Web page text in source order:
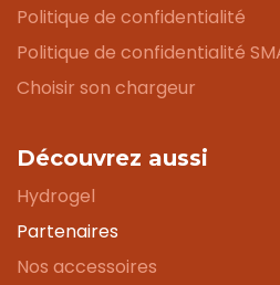
Politique de confidentialité
Politique de confidentialité
Choisir son chargeur
Découvrez aussi
Hydrogel
Partenaires
Nos accessoires